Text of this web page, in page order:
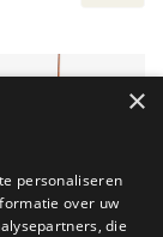
×
personaliseren
over uw
die